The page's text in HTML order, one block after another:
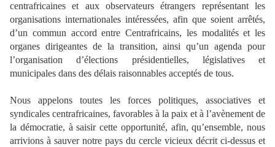
centrafricaines et aux observateurs étrangers représentant les
organisations internationales intéressées, afin que soient arrêtés,
d’un commun accord entre Centrafricains, les modalités et les
organes dirigeantes de la transition, ainsi qu’un agenda pour
l’organisation d’élections présidentielles, législatives et
municipales dans des délais raisonnables acceptés de tous.
Nous appelons toutes les forces politiques, associatives et
syndicales centrafricaines, favorables à la paix et à l’avènement de
la démocratie, à saisir cette opportunité, afin, qu’ensemble, nous
arrivions à sauver notre pays du cercle vicieux décrit ci-dessus et